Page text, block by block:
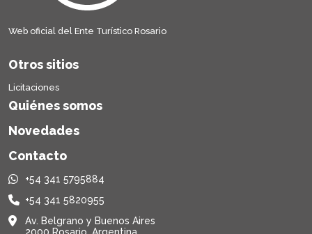
Web oficial del Ente Turístico Rosario
Otros sitios
Licitaciones
Quiénes somos
Novedades
Contacto
+54 341 5795884
+54 341 5820955
Av. Belgrano y Buenos Aires